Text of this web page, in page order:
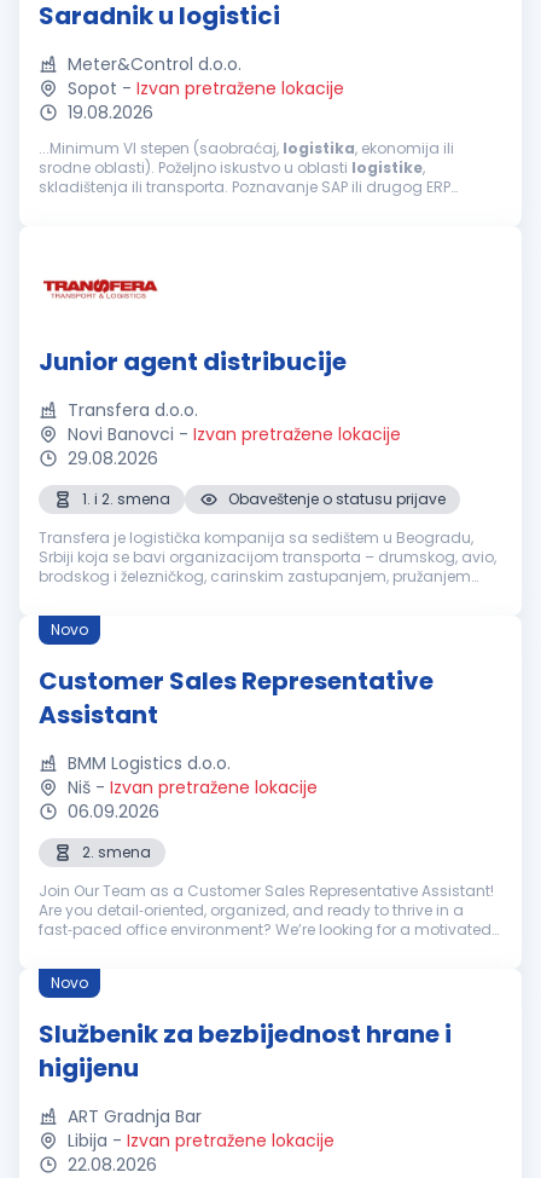
Saradnik u logistici
Meter&Control d.o.o.
Sopot - Izvan pretražene lokacije
19.08.2026
...Minimum VI stepen (saobraćaj, logistika, ekonomija ili
srodne oblasti). Poželjno iskustvo u oblasti logistike,
skladištenja ili transporta. Poznavanje SAP ili drugog ERP
Junior agent distribucije
Transfera d.o.o.
Novi Banovci - Izvan pretražene lokacije
29.08.2026
1. i 2. smena
Obaveštenje o statusu prijave
Transfera je logistička kompanija sa sedištem u Beogradu,
Srbiji koja se bavi organizacijom transporta – drumskog, avio,
brodskog i železničkog, carinskim zastupanjem, pružanjem
juniora k...
Novo
Customer Sales Representative
Assistant
BMM Logistics d.o.o.
Niš - Izvan pretražene lokacije
06.09.2026
2. smena
Join Our Team as a Customer Sales Representative Assistant!
Are you detail‑oriented, organized, and ready to thrive in a
fast‑paced office environment? We’re looking for a motivated
brokerage ope...
Novo
Službenik za bezbijednost hrane i
higijenu
ART Gradnja Bar
Libija - Izvan pretražene lokacije
22.08.2026